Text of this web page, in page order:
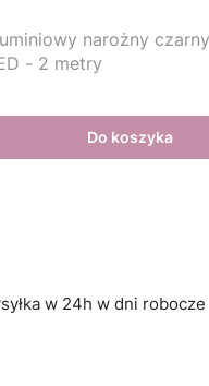
narożny
- 2 metry
Do koszyka
w 24h w dni robocze